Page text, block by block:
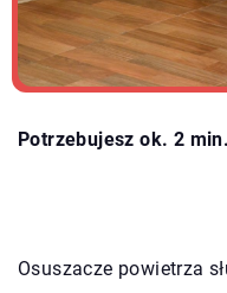
Potrzebujesz ok. 2
Osuszacze powietrza